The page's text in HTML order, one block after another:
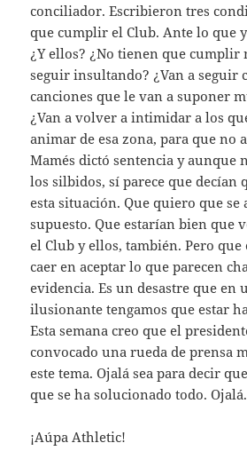
conciliador. Escribieron tres
que cumplir el Club. Ante lo que
¿Y ellos? ¿No tienen que cumplir
seguir insultando? ¿Van a seguir
canciones que le van a suponer
¿Van a volver a intimidar a los
animar de esa zona, para que no
Mamés dictó sentencia y aunque
los silbidos, sí parece que decían
esta situación. Que quiero que se
supuesto. Que estarían bien que
el Club y ellos, también. Pero
caer en aceptar lo que parecen
evidencia. Es un desastre que en
ilusionante tengamos que estar
Esta semana creo que el
convocado una rueda de prensa
este tema. Ojalá sea para decir
que se ha solucionado todo. Ojalá.
¡Aúpa Athletic!